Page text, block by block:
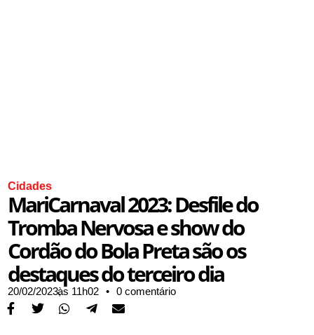
Cidades
MariCarnaval 2023: Desfile do
Tromba Nervosa e show do
Cordão do Bola Preta são os
destaques do terceiro dia
20/02/2023,às 11h02 • 0 comentário